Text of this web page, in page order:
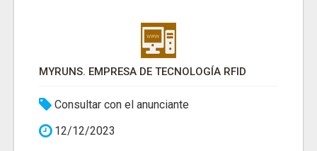
MYRUNS. EMPRESA DE TECNOLOGÍA RFID
Consultar con el anunciante
12/12/2023